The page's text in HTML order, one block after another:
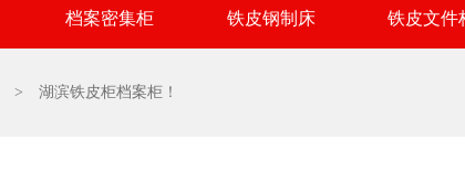
档案密集柜 铁皮钢制床 铁皮文件
> 湖滨铁皮柜档案柜！